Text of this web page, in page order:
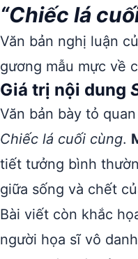
“Chiếc lá
Văn bản nghị luận
gương mẫu mực về
Giá trị nội dung
Văn bản bày tỏ
Chiếc lá cuối cùng.
tiết tưởng bình
giữa sống và chết
Bài viết còn khắc
người họa sĩ vô